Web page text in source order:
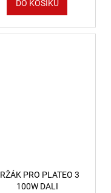
DO KOŠÍKU
PRO PLATEO 3
100W DALI